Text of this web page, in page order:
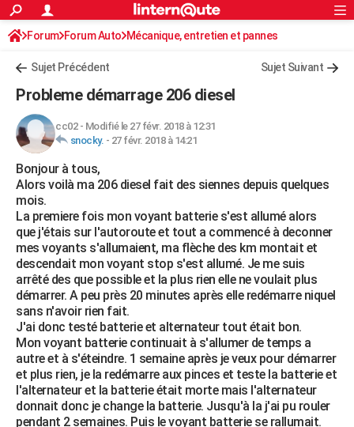
ACTUALITÉS
Politique
Société
Faits Divers
Education
Monde
Villes
+
FINANCE
Retraite
Impôts
Epargne
Immobilier
Risques naturels par ville
Banque
Assurance
Crédit
AUTO
Essais
Réserver un essai
Citadines
Berlines
SUV
Forum auto
+HIGH-TECH
Mobiles
Meilleur smartphone
Internet
Ordinateurs
Jeux vidéo
Guide high-tech
+BRICOLAGE
Forum
Aménagement intérieur
Extérieur
Cuisine
Salle de bains
Jardinage
Rangement
WEEK-END
Guides de France
Escapades
Patrimoine
Expositions
Musées
Week-end nature
LIFESTYLE
Art de vivre
Modes de vie
SANTE
Alimentation
Guide de la santé
Maladies
Médicaments
Sommeil
VOYAGE
Destinations
City break
Voyage nature
Voyage de noces
Forum
Climat
+PHOTO
GUIDES D'ACHAT
Rechercher
S'inscrire
Connexion
Forum Forum Auto Mécanique, entretien et pannes
Sujet Précédent Sujet Suivant
Probleme démarrage 206 diesel
cc02- Modifié le 27 févr. 2018 à 12:31
snocky. - 27 févr. 2018 à 14:21
Bonjour à tous,
Alors voilà ma 206 diesel fait des siennes depuis quelques
mois.
La premiere fois mon voyant batterie s'est allumé alors
que j'étais sur l'autoroute et tout a commencé à deconner
mes voyants s'allumaient, ma flèche des km montait et
descendait mon voyant stop s'est allumé. Je me suis
arrêté des que possible et la plus rien elle ne voulait plus
démarrer. A peu près 20 minutes après elle redémarre niquel
sans n'avoir rien fait.
J'ai donc testé batterie et alternateur tout était bon.
Mon voyant batterie continuait à s'allumer de temps a
autre et à s'éteindre. 1 semaine après je veux pour démarrer
et plus rien, je la redémarre aux pinces et teste la batterie et
l'alternateur et la batterie était morte mais l'alternateur
donnait donc je change la batterie. Jusqu'à la j'ai pu rouler
pendant 2 semaines. Puis le voyant batterie se rallumait.